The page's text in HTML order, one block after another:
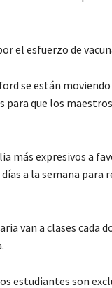
el esfuerzo de
se están
para que los
más expresivos a
a la semana para
van a clases cada
estudiantes son